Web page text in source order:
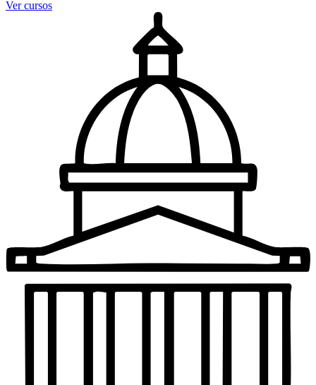
Ver cursos